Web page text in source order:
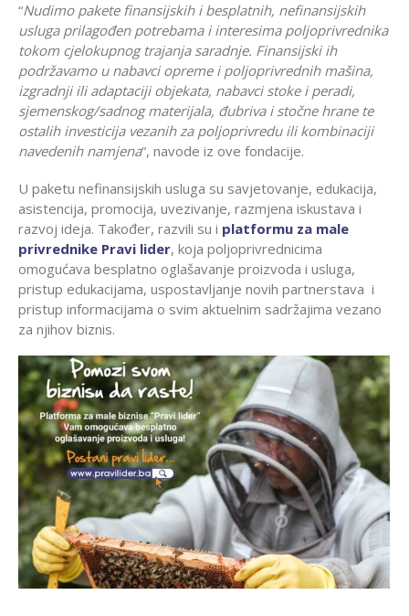
“Nudimo pakete finansijskih i besplatnih, nefinansijskih
usluga prilagođen potrebama i interesima poljoprivrednika
tokom cjelokupnog trajanja saradnje. Finansijski ih
podržavamo u nabavci opreme i poljoprivrednih mašina,
izgradnji ili adaptaciji objekata, nabavci stoke i peradi,
sjemenskog/sadnog materijala, đubriva i stočne hrane te
ostalih investicija vezanih za poljoprivredu ili kombinaciji
navedenih namjena“, navode iz ove fondacije.
U paketu nefinansijskih usluga su savjetovanje, edukacija,
asistencija, promocija, uvezivanje, razmjena iskustava i
razvoj ideja. Također, razvili su i platformu za male
privrednike Pravi lider, koja poljoprivrednicima
omogućava besplatno oglašavanje proizvoda i usluga,
pristup edukacijama, uspostavljanje novih partnerstava i
pristup informacijama o svim aktuelnim sadržajima vezano
za njihov biznis.